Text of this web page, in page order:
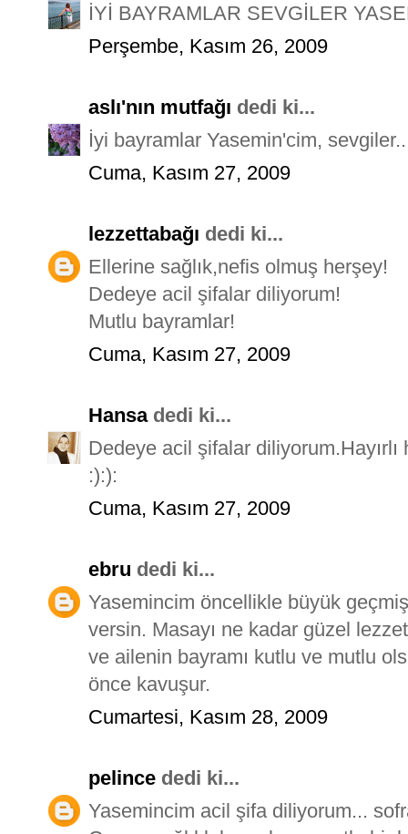
İYİ BAYRAMLAR SEVGİLER
Perşembe, Kasım 26, 2009
aslı'nın mutfağı dedi ki...
İyi bayramlar Yasemin'cim, sevgiler..
Cuma, Kasım 27, 2009
lezzettabağı dedi ki...
Ellerine sağlık,nefis olmuş herşey!
Dedeye acil şifalar diliyorum!
Mutlu bayramlar!
Cuma, Kasım 27, 2009
Hansadedi ki...
Dedeye acil şifalar
:):):
Cuma, Kasım 27, 2009
ebru dedi ki...
Yasemincim öncellikle büyük
versin. Masayı ne kadar güzel
ve ailenin bayramı kutlu ve mutlu
önce kavuşur.
Cumartesi, Kasım 28, 2009
pelince dedi ki...
Yasemincim acil şifa diliyorum...